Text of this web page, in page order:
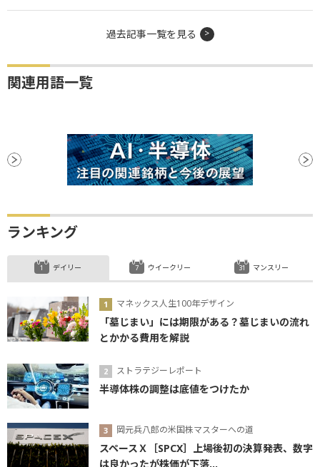
過去記事一覧を見る
関連用語一覧
ランキング
デイリー
マネックス人生100年デザイン
「墓じまい」には期限がある？墓じまいの流れ
とかかる費用を解説
ストラテジーレポート
半導体株の調整は底値をつけたか
岡元兵八郎の米国株マスターへの道
スペースＸ［SPCX］上場後初の決算発表、数字
は良かったが株価が下落...
ウイークリー マンスリー